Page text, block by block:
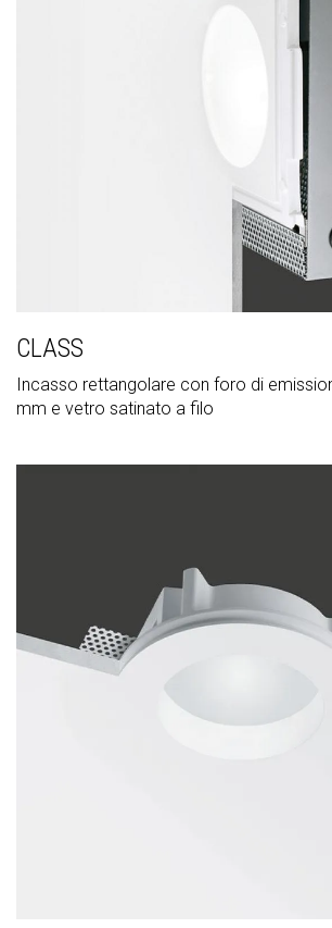
CLASS
Incasso rettangolare con foro di
mm e vetro satinato a filo